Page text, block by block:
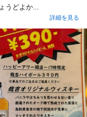
うどよか...
詳細を見る